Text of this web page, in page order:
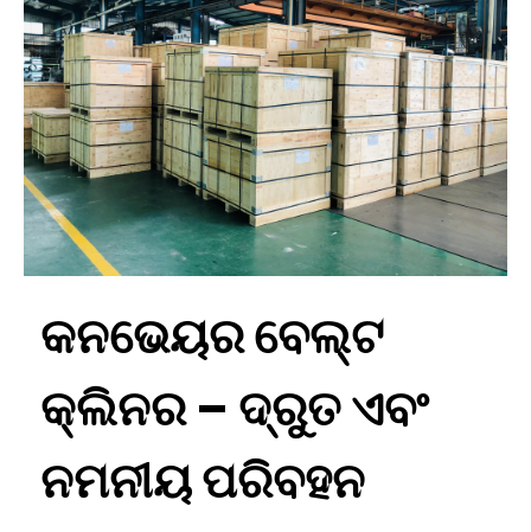
କନଭେୟର ବେଲ୍ଟ
କ୍ଲିନର – ଦ୍ରୁତ ଏବଂ
ନମନୀୟ ପରିବହନ